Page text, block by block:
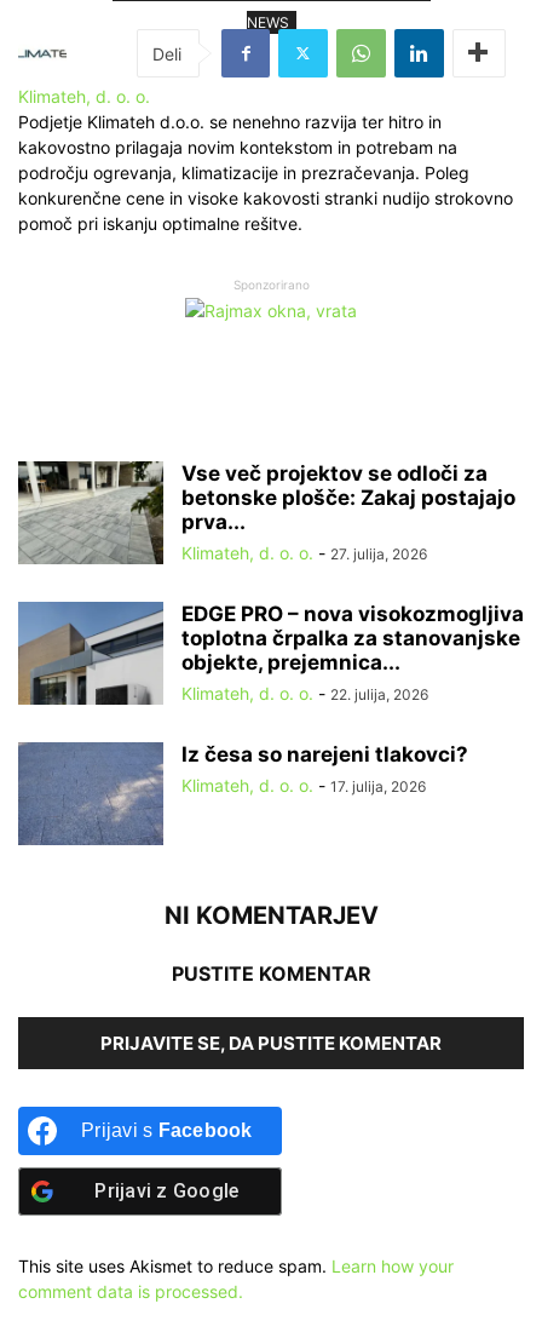
NEWS
Klimateh, d. o. o.
Podjetje Klimateh d.o.o. se nenehno razvija ter hitro in
kakovostno prilagaja novim kontekstom in potrebam na
področju ogrevanja, klimatizacije in prezračevanja. Poleg
konkurenčne cene in visoke kakovosti stranki nudijo strokovno
pomoč pri iskanju optimalne rešitve.
Sponzorirano
Vse več projektov se odloči za
betonske plošče: Zakaj postajajo
prva...
Klimateh, d. o. o. - 27. julija, 2026
EDGE PRO – nova visokozmogljiva
toplotna črpalka za stanovanjske
objekte, prejemnica...
Klimateh, d. o. o. - 22. julija, 2026
Iz česa so narejeni tlakovci?
Klimateh, d. o. o. - 17. julija, 2026
NI KOMENTARJEV
PUSTITE KOMENTAR
PRIJAVITE SE, DA PUSTITE KOMENTAR
Prijavi s Facebook
Prijavi z Google
This site uses Akismet to reduce spam. Learn how your
comment data is processed.